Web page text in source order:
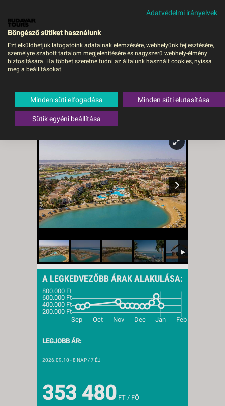
MENÜ
Mövenpick Resort & Spa
Repülő OMR
Egyiptom,Vörös-tenger (Egyiptom),
El Gouna
A LEGKEDVEZŐBB ÁRAK ALAKULÁSA:
LEGJOBB ÁR:
2026.09.10 - 8 NAP / 7 ÉJ
353 480 FT / FŐ
Adatvédelmi irányelvek
Böngésző sütiket használunk
Ezt elküldhetjük látogatóink adatainak elemzésére, webhelyünk fejlesztésére,
személyre szabott tartalom megjelenítésére és nagyszerű webhely-élmény
biztosítására. Ha többet szeretne tudni az általunk használt cookies, nyissa
meg a beállításokat.
Minden süti elfogadása Minden süti elutasítása
Sütik egyéni beállítása